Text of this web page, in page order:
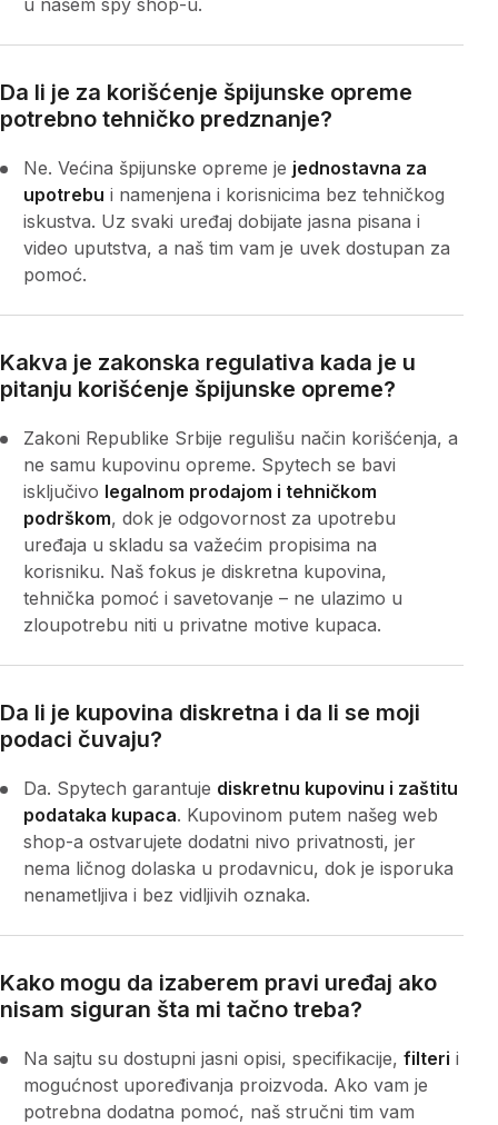
Da li je za korišćenje špijunske opreme
potrebno tehničko predznanje?
Ne. Većina špijunske opreme je jednostavna za
upotrebu i namenjena i korisnicima bez tehničkog
iskustva. Uz svaki uređaj dobijate jasna pisana i
video uputstva, a naš tim vam je uvek dostupan za
pomoć.
Kakva je zakonska regulativa kada je u
pitanju korišćenje špijunske opreme?
Zakoni Republike Srbije regulišu način korišćenja, a
ne samu kupovinu opreme. Spytech se bavi
isključivo legalnom prodajom i tehničkom
podrškom, dok je odgovornost za upotrebu
uređaja u skladu sa važećim propisima na
korisniku. Naš fokus je diskretna kupovina,
tehnička pomoć i savetovanje – ne ulazimo u
zloupotrebu niti u privatne motive kupaca.
Da li je kupovina diskretna i da li se moji
podaci čuvaju?
Da. Spytech garantuje diskretnu kupovinu i zaštitu
podataka kupaca. Kupovinom putem našeg web
shop-a ostvarujete dodatni nivo privatnosti, jer
nema ličnog dolaska u prodavnicu, dok je isporuka
nenametljiva i bez vidljivih oznaka.
Kako mogu da izaberem pravi uređaj ako
nisam siguran šta mi tačno treba?
Na sajtu su dostupni jasni opisi, specifikacije, filteri i
mogućnost upoređivanja proizvoda. Ako vam je
potrebna dodatna pomoć, naš stručni tim vam